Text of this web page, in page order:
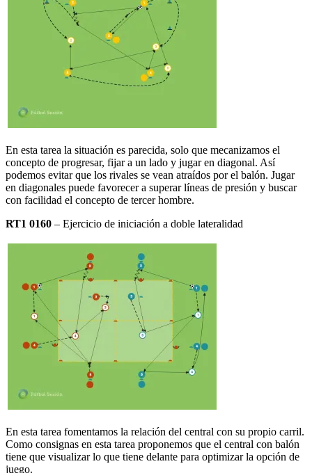
En esta tarea la situación es parecida, solo que mecanizamos el
concepto de progresar, fijar a un lado y jugar en diagonal. Así
podemos evitar que los rivales se vean atraídos por el balón. Jugar
en diagonales puede favorecer a superar líneas de presión y buscar
con facilidad el concepto de tercer hombre.
RT1 0160 – Ejercicio de iniciación a doble lateralidad
En esta tarea fomentamos la relación del central con su propio carril.
Como consignas en esta tarea proponemos que el central con balón
tiene que visualizar lo que tiene delante para optimizar la opción de
juego.